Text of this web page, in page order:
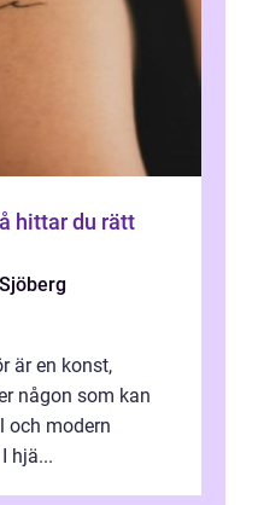
är en konst,
någon som kan
och modern
hjä...